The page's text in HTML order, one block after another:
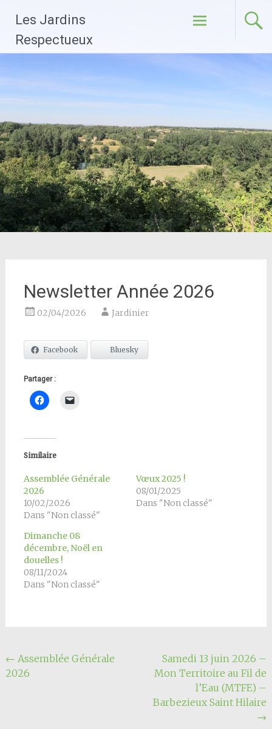
contenu
principal
Les Jardins
Respectueux
Newsletter Année 2026
02/04/2026 Jardinier
Facebook Bluesky
Partager :
Similaire
Assemblée Générale
2026
10/02/2026
Dans "Non classé"
Vœux 2025 !
08/01/2025
Dans "Non classé"
Dimanche 08
décembre, Noël en
douelles !
08/11/2024
Dans "Non classé"
Navigation
de
← Assemblée Générale
2026
Samedi 13 juin 2026 –
Mon Territoire au Fil de
l’Eau (MTFE) –
Barbezieux Saint Hilaire
→